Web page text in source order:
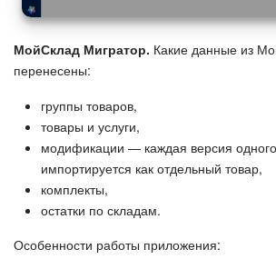
МойСклад Мигратор. Какие данные из
перенесены:
группы товаров,
товары и услуги,
модификации — каждая версия
импортируется как отдельный товар,
комплекты,
остатки по складам.
Особенности работы приложения: